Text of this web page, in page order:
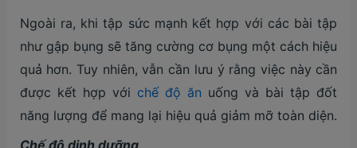
Ngoài ra, khi tập sức mạnh kết hợp với các bài tập
như gập bụng sẽ tăng cường cơ bụng một cách hiệu
quả hơn. Tuy nhiên, vẫn cần lưu ý rằng việc này cần
được kết hợp với chế độ ăn uống và bài tập đốt
năng lượng để mang lại hiệu quả giảm mỡ toàn diện.
Chế độ dinh dưỡng